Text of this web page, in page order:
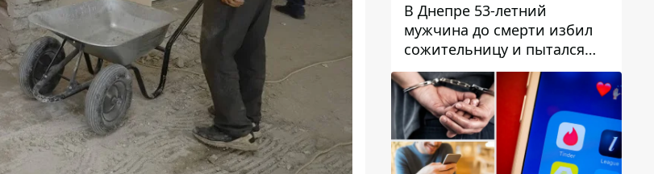
В Днепре 53-летний
мужчина до смерти избил
сожительницу и пытался
скрыть преступление:
детали